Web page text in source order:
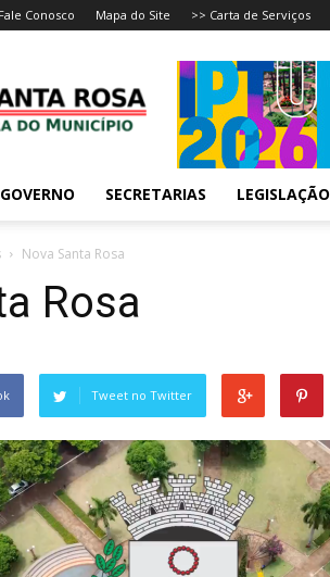
Fale Conosco Mapa do Site >> Carta de Serviços
GOVERNO SECRETARIAS LEGISLAÇÃO
Nova Santa Rosa
Rosa
Tweet no Twitter